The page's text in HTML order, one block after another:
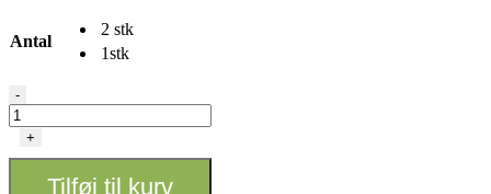
Antal
2 stk
1stk
Secret
Jardin
-
-
+
Tilføj til kurv